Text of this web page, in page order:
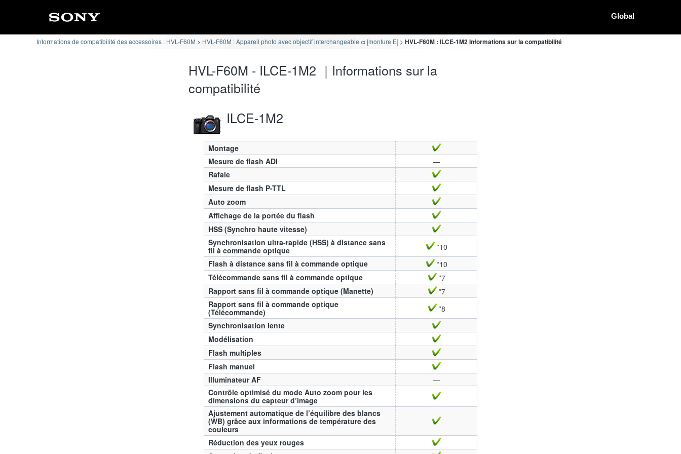
Global
Informations de compatibilité des accessoires : HVL-F60M HVL-F60M : Appareil photo avec objectif interchangeable α [monture E] HVL-F60M : ILCE-1M2 Informations sur la compatibilité
HVL-F60M - ILCE-1M2 ｜Informations sur la
compatibilité
ILCE-1M2
Montage
Mesure de flash ADI
—
Rafale
Mesure de flash P-TTL
Auto zoom
Affichage de la portée du flash
HSS (Synchro haute vitesse)
Synchronisation ultra-rapide (HSS) à distance sans
fil à commande optique
*10
Flash à distance sans fil à commande optique
*10
Télécommande sans fil à commande optique
*7
Rapport sans fil à commande optique (Manette)
*7
Rapport sans fil à commande optique
(Télécommande)
*8
Synchronisation lente
Modélisation
Flash multiples
Flash manuel
Illuminateur AF
—
Contrôle optimisé du mode Auto zoom pour les
dimensions du capteur d’image
Ajustement automatique de l’équilibre des blancs
(WB) grâce aux informations de température des
couleurs
Réduction des yeux rouges